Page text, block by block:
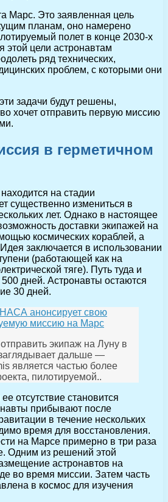
Марс. Это заявленная цель
планам, оно намерено
полет в конце 2030-х
этой цели астронавтам
ряд технических,
проблем, с которыми они
задачи будут решены,
хочет отправить первую миссию
в герметичном
на стадии
существенно измениться в
лет. Однако в настоящее
доставки экипажей на
космических кораблей, а
заключается в использовании
(работающей как на
тяге). Путь туда и
дней. Астронавты остаются
30 дней.
НАСА анонсирует свою
миссию на Марс
экипаж на Луну в
дальше —
является частью более
пилотируемой..
отсутствие становится
прибывают после
в течение нескольких
время для восстановления.
на Марсе примерно в три раза
Одним из решений этой
астронавтов на
во время миссии. Затем часть
в космос для изучения